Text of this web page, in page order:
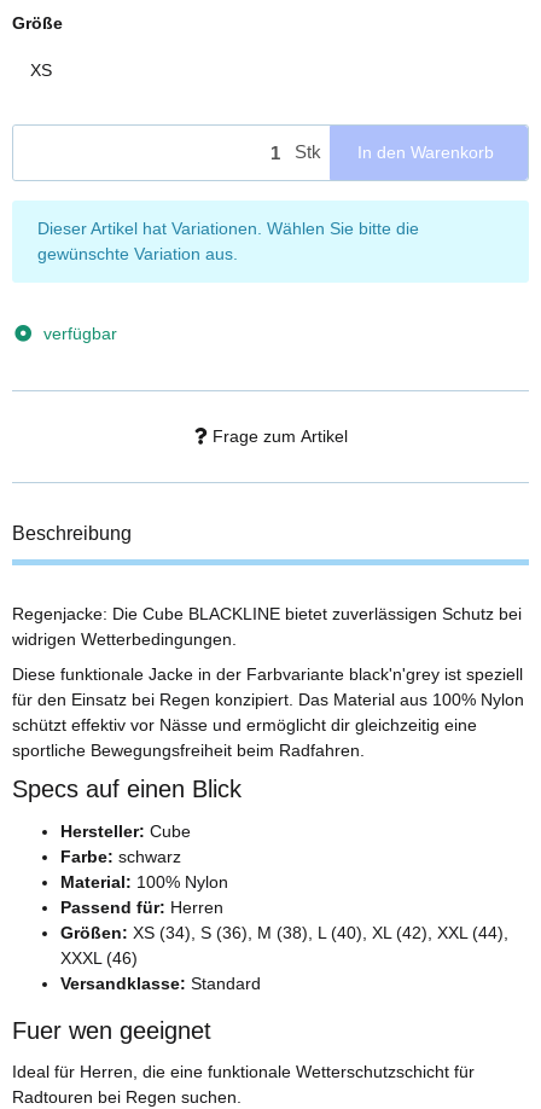
Größe
XS
Stk In den Warenkorb
x
Dieser Artikel hat Variationen. Wählen Sie bitte die
gewünschte Variation aus.
verfügbar
Frage zum Artikel
Beschreibung
Regenjacke: Die Cube BLACKLINE bietet zuverlässigen Schutz bei
widrigen Wetterbedingungen.
Diese funktionale Jacke in der Farbvariante black'n'grey ist speziell
für den Einsatz bei Regen konzipiert. Das Material aus 100% Nylon
schützt effektiv vor Nässe und ermöglicht dir gleichzeitig eine
sportliche Bewegungsfreiheit beim Radfahren.
Specs auf einen Blick
Hersteller: Cube
Farbe: schwarz
Material: 100% Nylon
Passend für: Herren
Größen: XS (34), S (36), M (38), L (40), XL (42), XXL (44),
XXXL (46)
Versandklasse: Standard
Fuer wen geeignet
Ideal für Herren, die eine funktionale Wetterschutzschicht für
Radtouren bei Regen suchen.